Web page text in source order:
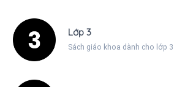
Lớp 3
Sách giáo khoa dành cho lớp 3